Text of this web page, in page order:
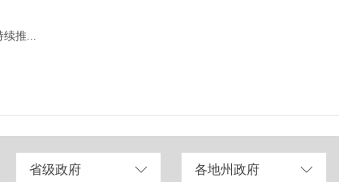
续推...
省级政府 各地州政府